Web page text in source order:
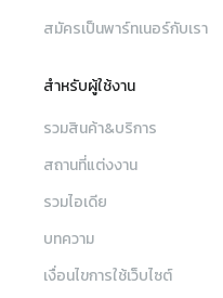
สมัครเป็นพาร์ทเนอร์กับเรา
สำหรับผู้ใช้งาน
รวมสินค้า&บริการ
สถานที่แต่งงาน
รวมไอเดีย
บทความ
เงื่อนไขการใช้เว็บไซต์